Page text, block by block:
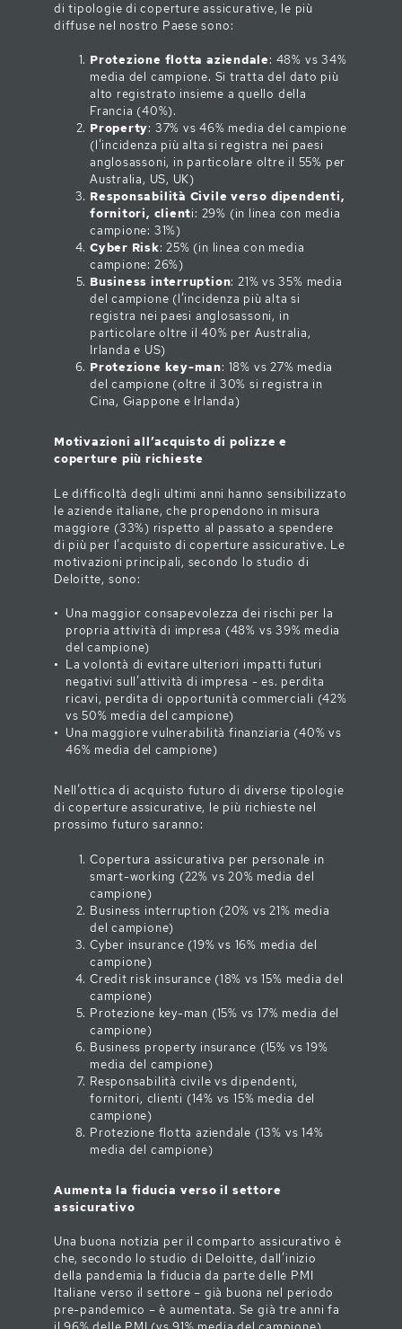
di tipologie di coperture assicurative, le più
diffuse nel nostro Paese sono:
Protezione flotta aziendale: 48% vs 34%
media del campione. Si tratta del dato più
alto registrato insieme a quello della
Francia (40%).
Property: 37% vs 46% media del campione
(l’incidenza più alta si registra nei paesi
anglosassoni, in particolare oltre il 55% per
Australia, US, UK)
Responsabilità Civile verso dipendenti,
fornitori, clienti: 29% (in linea con media
campione: 31%)
Cyber Risk: 25% (in linea con media
campione: 26%)
Business interruption: 21% vs 35% media
del campione (l’incidenza più alta si
registra nei paesi anglosassoni, in
particolare oltre il 40% per Australia,
Irlanda e US)
Protezione key-man: 18% vs 27% media
del campione (oltre il 30% si registra in
Cina, Giappone e Irlanda)
Motivazioni all’acquisto di polizze e
coperture più richieste
Le difficoltà degli ultimi anni hanno sensibilizzato
le aziende italiane, che propendono in misura
maggiore (33%) rispetto al passato a spendere
di più per l’acquisto di coperture assicurative. Le
motivazioni principali, secondo lo studio di
Deloitte, sono:
Una maggior consapevolezza dei rischi per la
propria attività di impresa (48% vs 39% media
del campione)
La volontà di evitare ulteriori impatti futuri
negativi sull’attività di impresa - es. perdita
ricavi, perdita di opportunità commerciali (42%
vs 50% media del campione)
Una maggiore vulnerabilità finanziaria (40% vs
46% media del campione)
Nell’ottica di acquisto futuro di diverse tipologie
di coperture assicurative, le più richieste nel
prossimo futuro saranno:
Copertura assicurativa per personale in
smart-working (22% vs 20% media del
campione)
Business interruption (20% vs 21% media
del campione)
Cyber insurance (19% vs 16% media del
campione)
Credit risk insurance (18% vs 15% media del
campione)
Protezione key-man (15% vs 17% media del
campione)
Business property insurance (15% vs 19%
media del campione)
Responsabilità civile vs dipendenti,
fornitori, clienti (14% vs 15% media del
campione)
Protezione flotta aziendale (13% vs 14%
media del campione)
Aumenta la fiducia verso il settore
assicurativo
Una buona notizia per il comparto assicurativo è
che, secondo lo studio di Deloitte, dall’inizio
della pandemia la fiducia da parte delle PMI
Italiane verso il settore – già buona nel periodo
pre-pandemico – è aumentata. Se già tre anni fa